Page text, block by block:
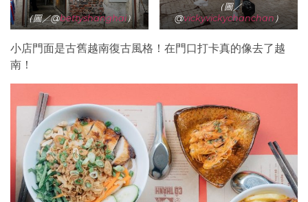
（圖／@bettyshanghai）
（圖／
@vickyvickychanchan ）
小店門面是古舊越南復古風格！在門口打卡真的像去了越
南！